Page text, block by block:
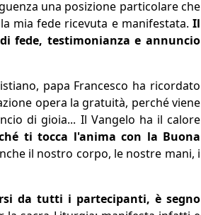
una posizione particolare che
mia fede ricevuta e manifestata. Il
fede, testimonianza e annuncio
papa Francesco ha ricordato
opera la gratuità, perché viene
di gioia... Il Vangelo ha il calore
ti tocca l'anima con la Buona
il nostro corpo, le nostre mani, i
da tutti i partecipanti, è segno